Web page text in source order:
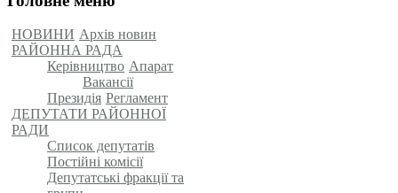
НОВИНИ Архів новин
РАЙОННА РАДА
Керівництво Апарат
Вакансії
Президія Регламент
ДЕПУТАТИ РАЙОННОЇ
РАДИ
Список депутатів
Постійні комісії
Депутатські фракції та